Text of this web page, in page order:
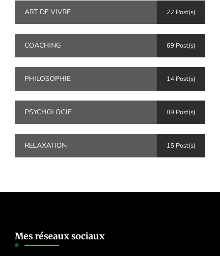
ART DE VIVRE 22 Post(s)
COACHING 69 Post(s)
PHILOSOPHIE 14 Post(s)
PSYCHOLOGIE 89 Post(s)
RELAXATION 15 Post(s)
Mes réseaux sociaux